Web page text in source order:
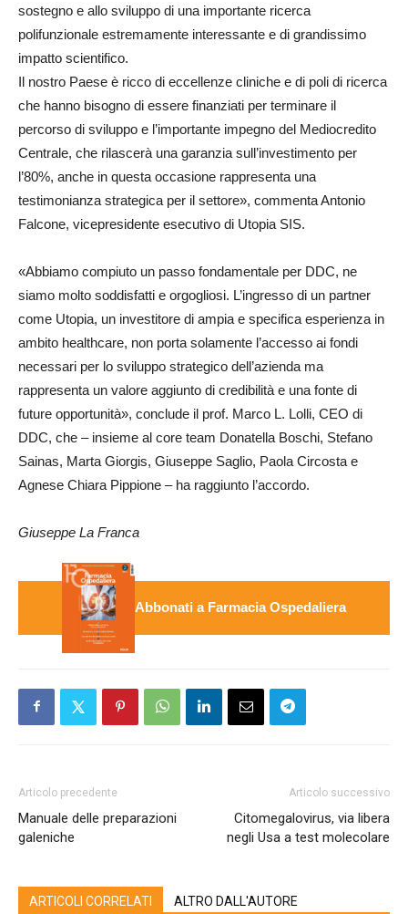
sostegno e allo sviluppo di una importante ricerca
polifunzionale estremamente interessante e di grandissimo
impatto scientifico.
Il nostro Paese è ricco di eccellenze cliniche e di poli di ricerca
che hanno bisogno di essere finanziati per terminare il
percorso di sviluppo e l’importante impegno del Mediocredito
Centrale, che rilascerà una garanzia sull’investimento per
l’80%, anche in questa occasione rappresenta una
testimonianza strategica per il settore», commenta Antonio
Falcone, vicepresidente esecutivo di Utopia SIS.
«Abbiamo compiuto un passo fondamentale per DDC, ne
siamo molto soddisfatti e orgogliosi. L’ingresso di un partner
come Utopia, un investitore di ampia e specifica esperienza in
ambito healthcare, non porta solamente l’accesso ai fondi
necessari per lo sviluppo strategico dell’azienda ma
rappresenta un valore aggiunto di credibilità e una fonte di
future opportunità», conclude il prof. Marco L. Lolli, CEO di
DDC, che – insieme al core team Donatella Boschi, Stefano
Sainas, Marta Giorgis, Giuseppe Saglio, Paola Circosta e
Agnese Chiara Pippione – ha raggiunto l’accordo.
Giuseppe La Franca
Abbonati a Farmacia Ospedaliera
Articolo precedente
Manuale delle preparazioni
galeniche
Articolo successivo
Citomegalovirus, via libera
negli Usa a test molecolare
ARTICOLI CORRELATI ALTRO DALL'AUTORE